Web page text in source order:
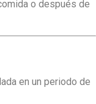
o después de
en un periodo de